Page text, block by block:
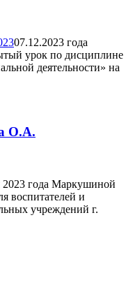
07.12.2023 года
урок по дисциплине
деятельности» на
О.А.
2023 года Маркушиной
воспитателей и
учреждений г.